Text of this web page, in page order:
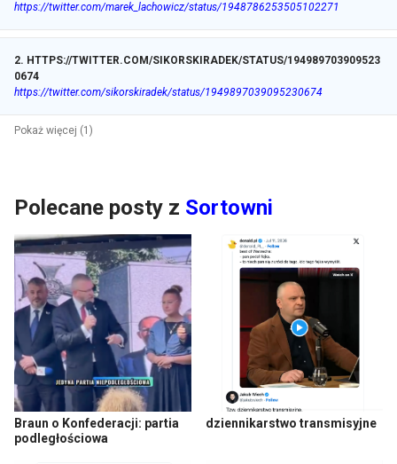
https://twitter.com/marek_lachowicz/status/1948786253505102271
2. HTTPS://TWITTER.COM/SIKORSKIRADEK/STATUS/194989703909523
0674
https://twitter.com/sikorskiradek/status/1949897039095230674
Pokaż więcej (1)
Polecane posty z Sortowni
Braun o Konfederacji: partia
podległościowa
dziennikarstwo transmisyjne